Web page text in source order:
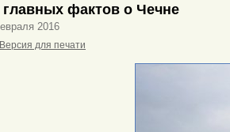
главных фактов о Чечне
2016
Версия для печати